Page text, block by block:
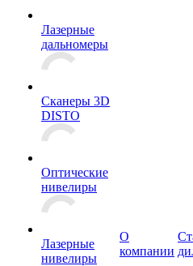
Лазерные
дальномеры
Сканеры 3D
DISTO
Оптические
нивелиры
Лазерные
нивелиры
О
компании